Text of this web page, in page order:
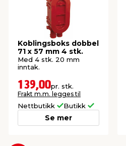
Koblingsboks dobbel
71 x 57 mm 4 stk.
Med 4 stk. 20 mm
inntak.
139,00pr. stk.
Frakt m.m. legges til
Nettbutikk Butikk
Se mer